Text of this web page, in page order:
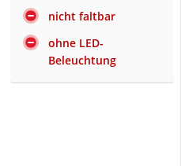
nicht faltbar
ohne LED-
Beleuchtung